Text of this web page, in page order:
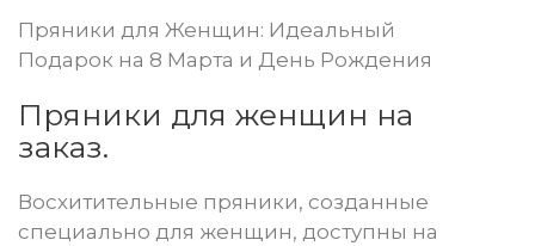
Пряники для Женщин: Идеальный
Подарок на 8 Марта и День Рождения
Пряники для женщин на
заказ.
Восхитительные пряники, созданные
специально для женщин, доступны на